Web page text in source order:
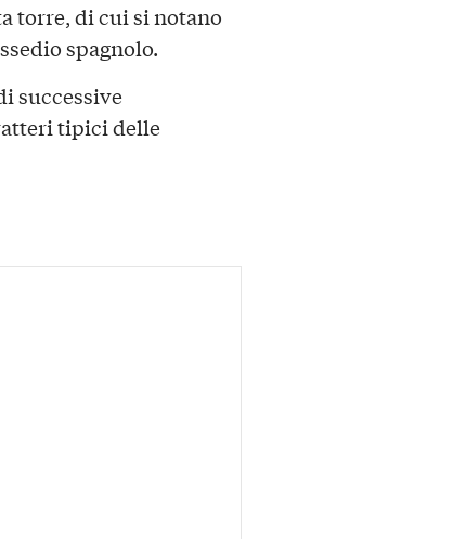
torre, di cui si notano
spagnolo.
successive
tipici delle